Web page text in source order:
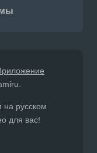
на русском
для вас!